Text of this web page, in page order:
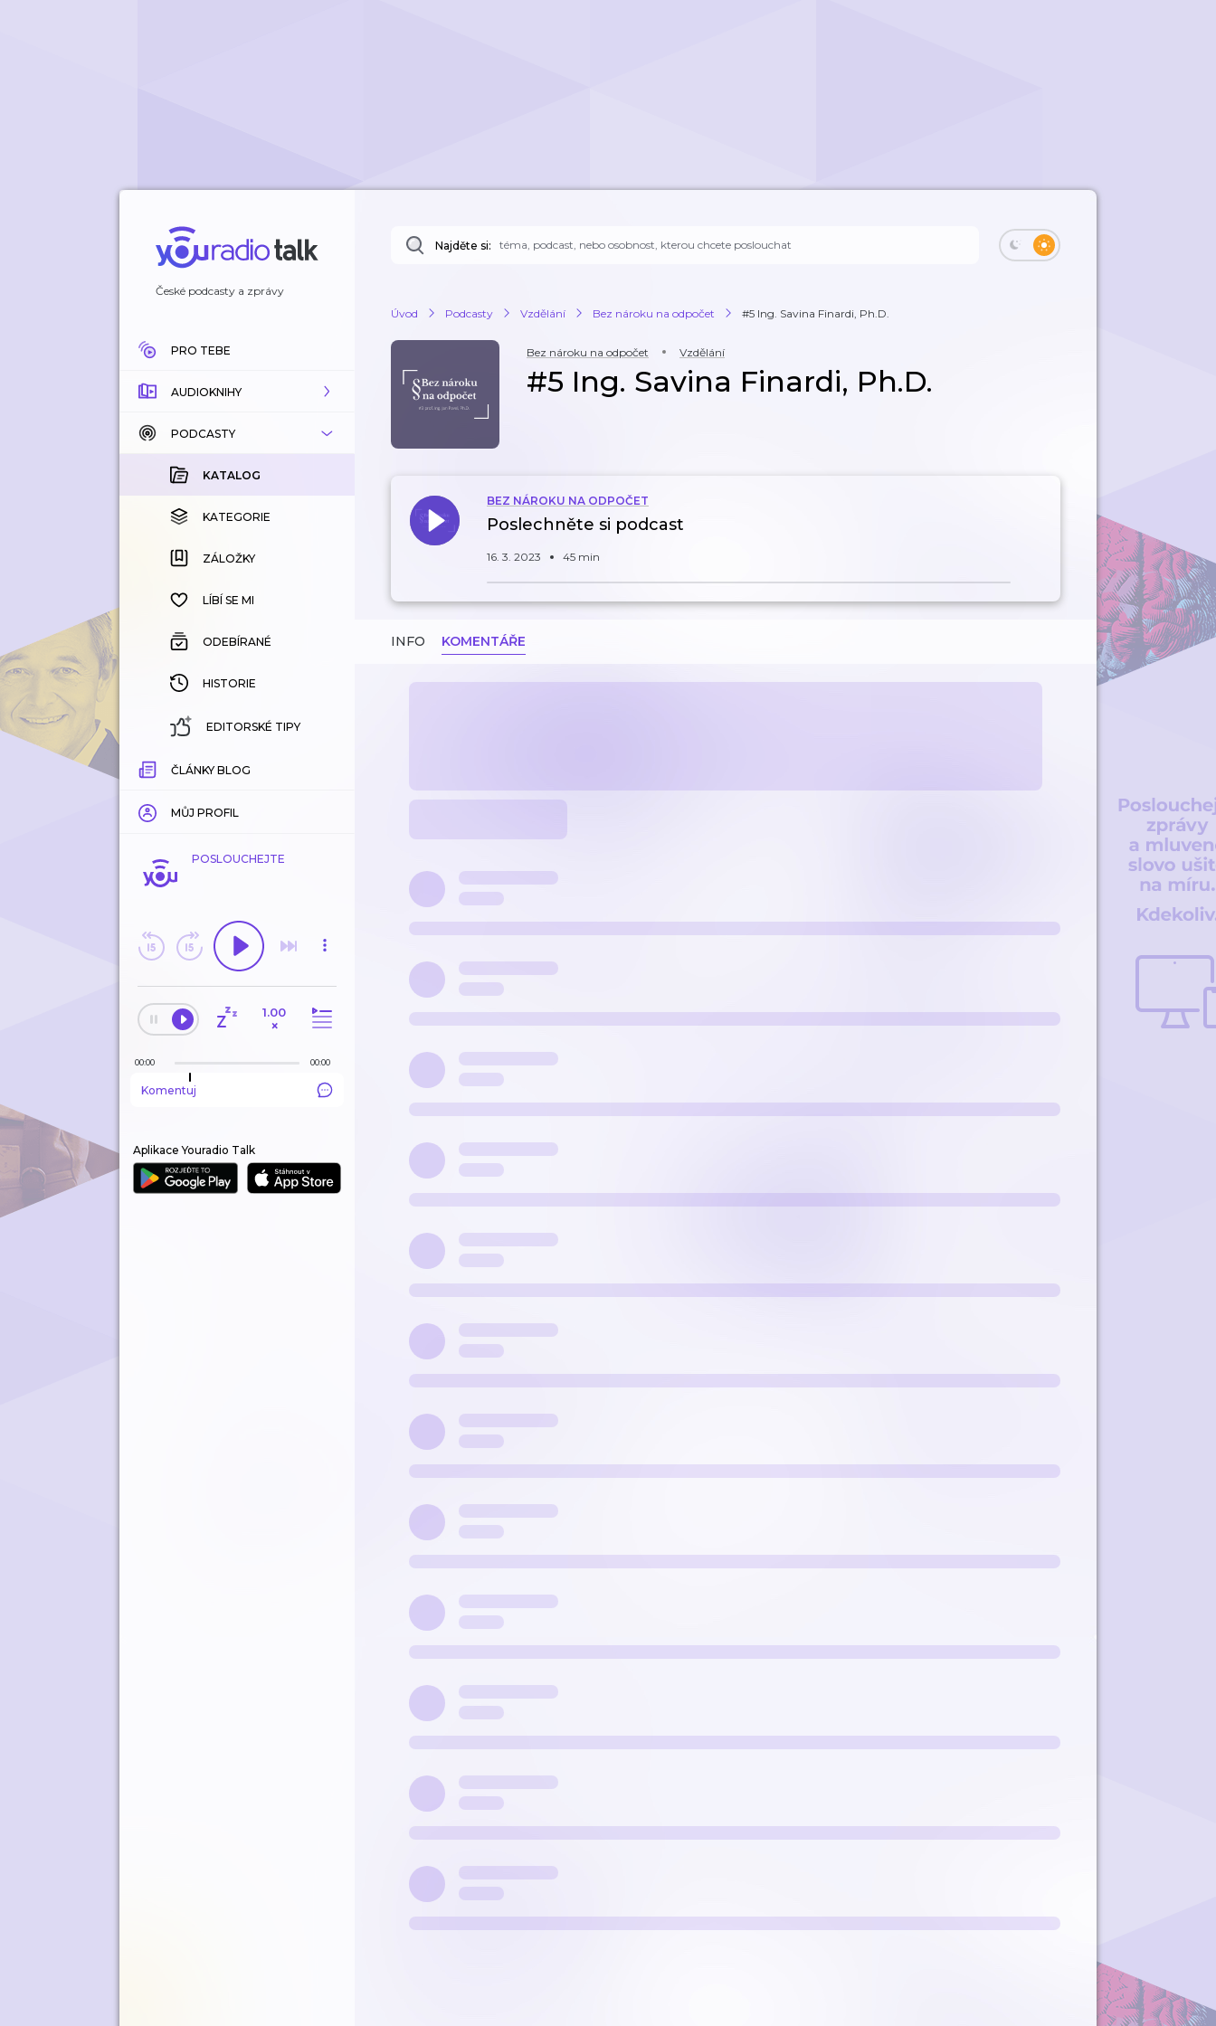
České podcasty a zprávy
PRO TEBE
AUDIOKNIHY
KATALOG
KOUPENÉ
KATEGORIE
ZÁLOŽKY
HISTORIE
PODCASTY
KATALOG
KATEGORIE
ZÁLOŽKY
LÍBÍ SE MI
ODEBÍRANÉ
HISTORIE
EDITORSKÉ TIPY
ČLÁNKY BLOG
MŮJ PROFIL
POSLOUCHEJTE
1.00
×
00:00 00:00
Komentuj
Aplikace Youradio Talk
Najděte si:
Úvod Podcasty Vzdělání Bez nároku na odpočet #5 Ing. Savina Finardi, Ph.D.
Bez nároku na odpočet Vzdělání
#5 Ing. Savina Finardi, Ph.D.
BEZ NÁROKU NA ODPOČET
Poslechněte si podcast
16. 3. 2023 45 min
INFO KOMENTÁŘE